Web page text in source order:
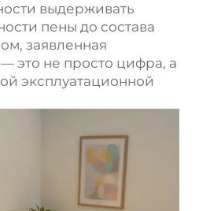
выдерживать
пены до состава
заявленная
это не просто цифра, а
эксплуатационной